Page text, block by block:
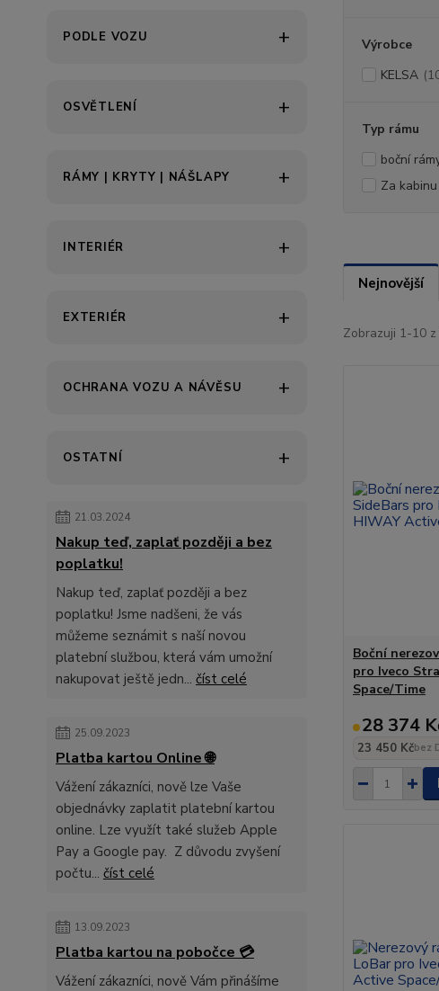
PODLE VOZU
OSVĚTLENÍ
RÁMY | KRYTY | NÁŠLAPY
INTERIÉR
EXTERIÉR
OCHRANA VOZU A NÁVĚSU
OSTATNÍ
21.03.2024
Nakup teď, zaplať později a bez
poplatku!
Nakup teď, zaplať později a bez
poplatku! Jsme nadšeni, že vás
můžeme seznámit s naší novou
platební službou, která vám umožní
nakupovat ještě jedn... číst celé
25.09.2023
Platba kartou Online 🌐
Vážení zákazníci, nově lze Vaše
objednávky zaplatit platební kartou
online. Lze využít také služeb Apple
Pay a Google pay. Z důvodu zvyšení
počtu... číst celé
13.09.2023
Platba kartou na pobočce 💳
Vážení zákazníci, nově Vám přinášíme
Výrobce
KELSA
Typ rámu
boční
Za kabinu
Nejnovější
Zobrazuji 1-10
Boční
pro Iveco
Space/Time
28 374
23 450 Kčbez